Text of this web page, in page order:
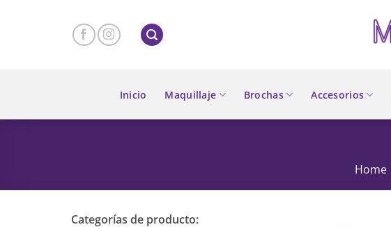
Inicio Maquillaje Brochas Accesorios
Home
Categorías de producto: